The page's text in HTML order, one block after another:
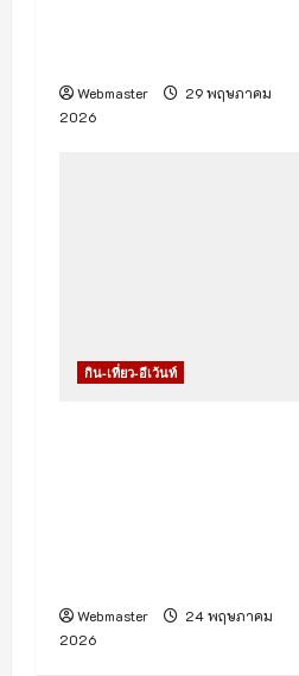
Webmaster
29 พฤษภาคม
2026
กิน-เที่ยว-อีเว้นท์
Webmaster
24 พฤษภาคม
2026